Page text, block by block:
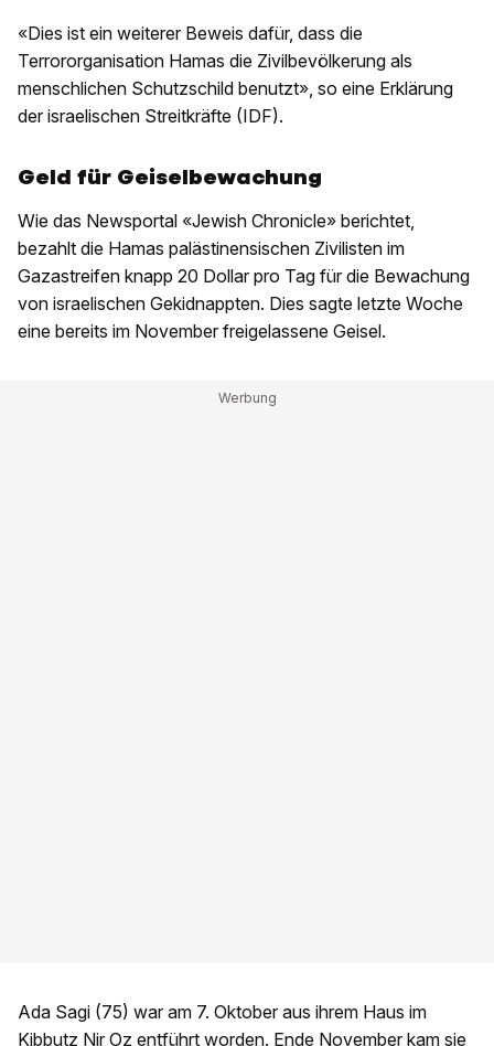
«Dies ist ein weiterer Beweis dafür, dass die
Terrororganisation Hamas die Zivilbevölkerung als
menschlichen Schutzschild benutzt», so eine Erklärung
der israelischen Streitkräfte (IDF).
Geld für Geiselbewachung
Wie das Newsportal «Jewish Chronicle» berichtet,
bezahlt die Hamas palästinensischen Zivilisten im
Gazastreifen knapp 20 Dollar pro Tag für die Bewachung
von israelischen Gekidnappten. Dies sagte letzte Woche
eine bereits im November freigelassene Geisel.
Ada Sagi (75) war am 7. Oktober aus ihrem Haus im
Kibbutz Nir Oz entführt worden. Ende November kam sie